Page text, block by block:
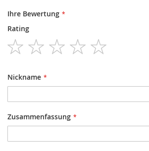
Ihre Bewertung
Rating
1
star
2
stars
3
stars
4
stars
Nickname
Zusammenfassung